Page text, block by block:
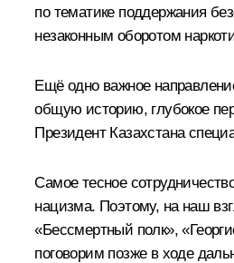
по тематике поддержания
незаконным оборотом
Ещё одно важное
общую историю, глубокое
Президент Казахстана
Самое тесное
нацизма. Поэтому, на наш
«Бессмертный полк»,
поговорим позже в ходе